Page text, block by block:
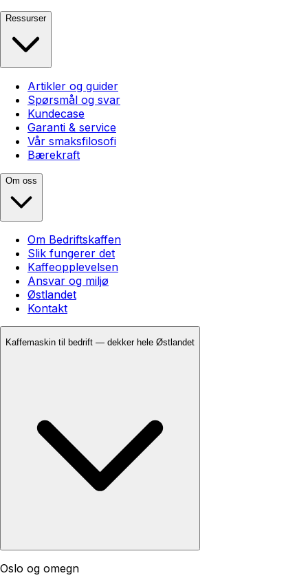
Ressurser
Artikler og guider
Spørsmål og svar
Kundecase
Garanti & service
Vår smaksfilosofi
Bærekraft
Om oss
Om Bedriftskaffen
Slik fungerer det
Kaffeopplevelsen
Ansvar og miljø
Østlandet
Kontakt
Kaffemaskin til bedrift — dekker hele Østlandet
Oslo og omegn